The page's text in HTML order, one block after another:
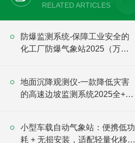
RELATED ARTICLES
防爆监测系统-保障工业安全的
化工厂防爆气象站2025（万象
地面沉降观测仪-一款降低灾害
的高速边坡监测系统2025全+境
小型车载自动气象站：便携低功
耗 + 无损安装，适配轻量化移动